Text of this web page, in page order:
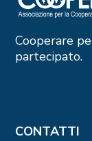
Cooperare
partecipato.
CONTATTI